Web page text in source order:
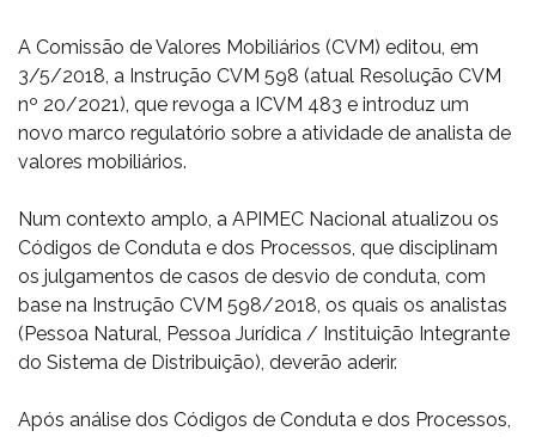
A Comissão de Valores Mobiliários (CVM) editou, em
3/5/2018, a Instrução CVM 598 (atual Resolução CVM
nº 20/2021), que revoga a ICVM 483 e introduz um
novo marco regulatório sobre a atividade de analista de
valores mobiliários.
Num contexto amplo, a APIMEC Nacional atualizou os
Códigos de Conduta e dos Processos, que disciplinam
os julgamentos de casos de desvio de conduta, com
base na Instrução CVM 598/2018, os quais os analistas
(Pessoa Natural, Pessoa Jurídica / Instituição Integrante
do Sistema de Distribuição), deverão aderir.
Após análise dos Códigos de Conduta e dos Processos,